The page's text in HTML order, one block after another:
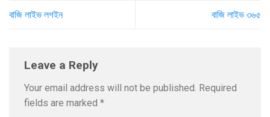
বাজি লাইভ লগইন বাজি লাইভ ৩৬৫
Leave a Reply
Your email address will not be published. Required
fields are marked *